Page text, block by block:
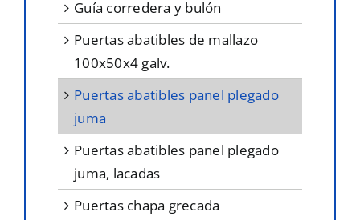
guía corredera y bulón
puertas abatibles de mallazo
100x50x4 galv.
puertas abatibles panel plegado
juma
puertas abatibles panel plegado
juma, lacadas
puertas chapa grecada